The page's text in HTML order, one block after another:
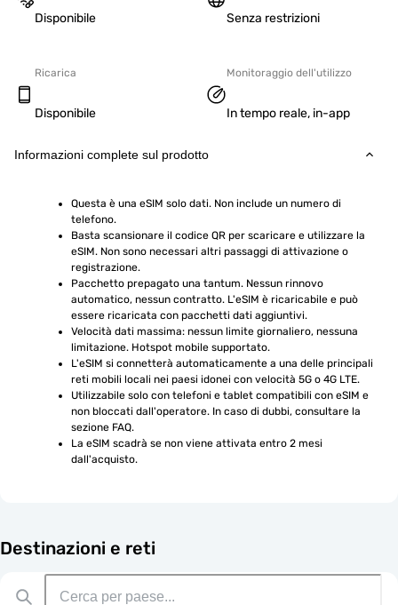
Disponibile Senza restrizioni
Ricarica
Disponibile
Monitoraggio dell'utilizzo
In tempo reale, in-app
Informazioni complete sul prodotto
Questa è una eSIM solo dati. Non include un numero di
telefono.
Basta scansionare il codice QR per scaricare e utilizzare la
eSIM. Non sono necessari altri passaggi di attivazione o
registrazione.
Pacchetto prepagato una tantum. Nessun rinnovo
automatico, nessun contratto. L'eSIM è ricaricabile e può
essere ricaricata con pacchetti dati aggiuntivi.
Velocità dati massima: nessun limite giornaliero, nessuna
limitazione. Hotspot mobile supportato.
L'eSIM si connetterà automaticamente a una delle principali
reti mobili locali nei paesi idonei con velocità 5G o 4G LTE.
Utilizzabile solo con telefoni e tablet compatibili con eSIM e
non bloccati dall'operatore. In caso di dubbi, consultare la
sezione FAQ.
La eSIM scadrà se non viene attivata entro 2 mesi
dall'acquisto.
Destinazioni e reti